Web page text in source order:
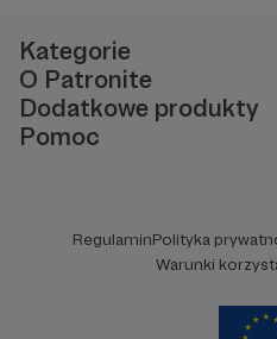
Kategorie
O Patronite
Dodatkowe produkty
Pomoc
RegulaminPolityka
Warunki